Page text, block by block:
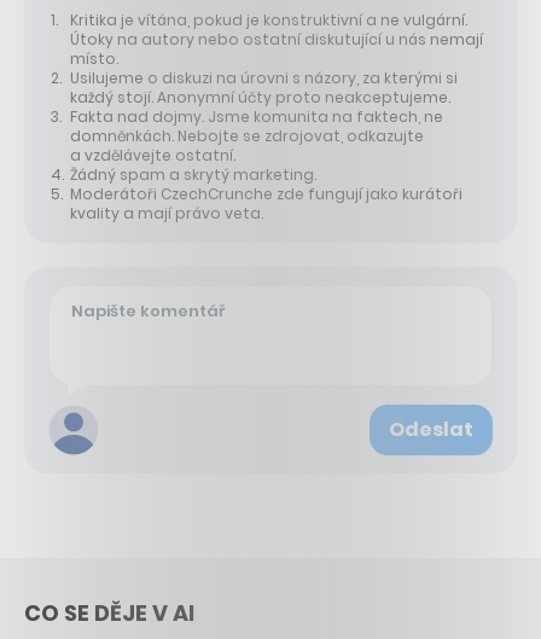
Kritika je vítána, pokud je konstruktivní a ne vulgární.
Útoky na autory nebo ostatní diskutující u nás nemají
místo.
Usilujeme o diskuzi na úrovni s názory, za kterými si
každý stojí. Anonymní účty proto neakceptujeme.
Fakta nad dojmy. Jsme komunita na faktech, ne
domněnkách. Nebojte se zdrojovat, odkazujte
a vzdělávejte ostatní.
Žádný spam a skrytý marketing.
Moderátoři CzechCrunche zde fungují jako kurátoři
kvality a mají právo veta.
Odeslat
CO SE DĚJE V AI